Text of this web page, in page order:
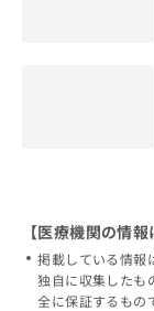
【医療機関の情報
掲載している情報
独自に収集したも
全に保証するもの